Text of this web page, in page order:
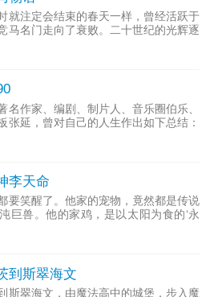
就注定会结束的春天一样，曾经活跃于
马名门走向了衰败。二十世纪的光辉逐
名作家、编剧、制片人、音乐圈伯乐、
张延，曾对自己的人生作出如下总结：
李天命
要笑醒了。他家的宠物，竟然都是传说
巨兽。他的家鸡，是以太阳为食的‘永
他的黑猫，是以雷霆炼化万界的‘太初
他家的小强，都是拥有万亿不死分身
到斯翠海文
斯翠海文，由魔法高中的城堡，步入魔